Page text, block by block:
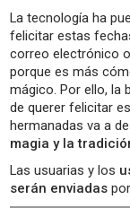
La tecnología ha
felicitar estas
correo electrónico
porque es más
mágico. Por ello, la
de querer felicitar
hermanadas va a
magia y la
Las usuarias y los
serán enviadas